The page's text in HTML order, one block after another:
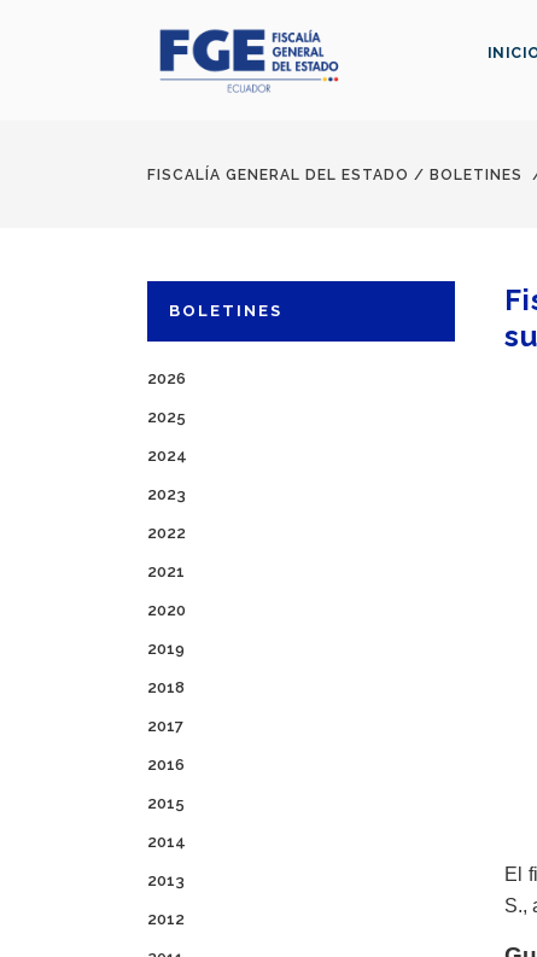
FISCALÍA GENERAL DEL ESTADO / BOLETINES
BOLETINES
2026
2025
2024
2023
2022
2021
2020
2019
2018
2017
2016
2015
2014
2013
2012
El
S.,